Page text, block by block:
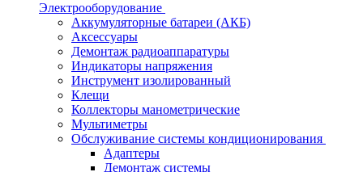
Электрооборудование
Аккумуляторные батареи (АКБ)
Аксессуары
Демонтаж радиоаппаратуры
Индикаторы напряжения
Инструмент изолированный
Клещи
Коллекторы манометрические
Мультиметры
Обслуживание системы кондиционирования
Адаптеры
Демонтаж системы